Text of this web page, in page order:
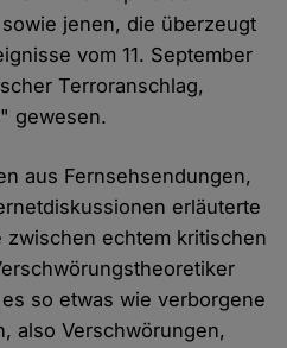
jenen, die überzeugt
vom 11. September
Terroranschlag,
gewesen.
aus Fernsehsendungen,
erläuterte
zwischen echtem kritischen
so etwas wie verborgene
also Verschwörungen,